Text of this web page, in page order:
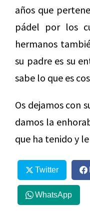
años que
pádel por los
hermanos
su padre es su
sabe lo que es
Os dejamos con
damos la
que ha tenido y
Twitter
WhatsApp